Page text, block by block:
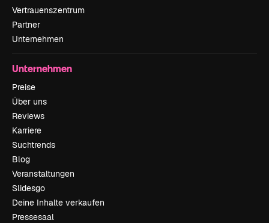
Vertrauenszentrum
Partner
Unternehmen
Unternehmen
Preise
Über uns
Reviews
Karriere
Suchtrends
Blog
Veranstaltungen
Slidesgo
Deine Inhalte verkaufen
Pressesaal